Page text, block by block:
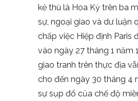
kẻ thù là Hoa Kỳ trên ba
sự, ngoại giao và dư luận
chấp việc Hiệp định Paris
vào ngày 27 tháng 1 năm
giao tranh trên thực địa
cho đến ngày 30 tháng 4
sự sụp đổ của chế độ